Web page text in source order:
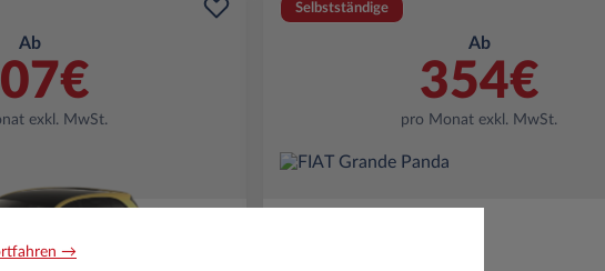
Ab
exkl. MwSt.
Selbstständige
Ab
354€
pro Monat exkl. MwSt.
→